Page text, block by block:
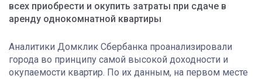
всех приобрести и окупить затраты при сдаче в
аренду однокомнатной квартиры
Аналитики Домклик Сбербанка проанализировали
города во принципу самой высокой доходности и
окупаемости квартир. По их данным, на первом месте